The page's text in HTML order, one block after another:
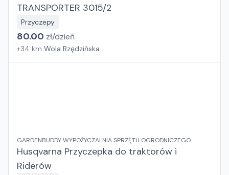
TRANSPORTER 3015/2
Przyczepy
80.00 zł/dzień
+34 km Wola Rzędzińska
GARDENBUDDY WYPOŻYCZALNIA SPRZĘTU OGRODNICZEGO
Husqvarna Przyczepka do traktorów i
Riderów